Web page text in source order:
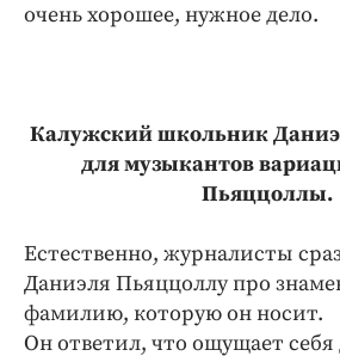
очень хорошее, нужное дело.
Калужский школьник
для музыкантов
Пьяццоллы.
Естественно, журналисты
Даниэля Пьяццоллу про
фамилию, которую он носит.
Он ответил, что ощущает себя